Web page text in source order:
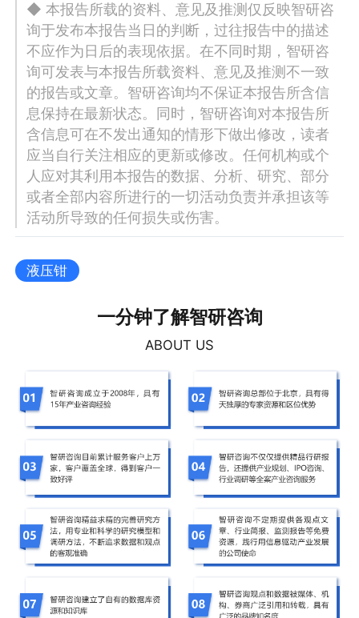
◆ 本报告所载的资料、意见及推测仅反映智研咨
询于发布本报告当日的判断，过往报告中的描述
不应作为日后的表现依据。在不同时期，智研咨
询可发表与本报告所载资料、意见及推测不一致
的报告或文章。智研咨询均不保证本报告所含信
息保持在最新状态。同时，智研咨询对本报告所
含信息可在不发出通知的情形下做出修改，读者
应当自行关注相应的更新或修改。任何机构或个
人应对其利用本报告的数据、分析、研究、部分
或者全部内容所进行的一切活动负责并承担该等
活动所导致的任何损失或伤害。
液压钳
一分钟了解智研咨询
ABOUT US